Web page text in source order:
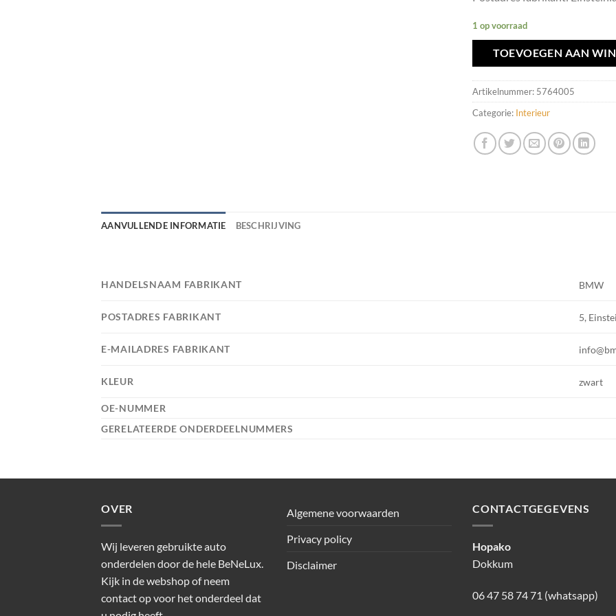
1 op voorraad
TOEVOEGEN AAN
Artikelnummer: 5764005
Categorie: Interieur
AANVULLENDE INFORMATIE BESCHRIJVING
HANDELSNAAM FABRIKANT BMW
POSTADRES FABRIKANT 5,
E-MAILADRES FABRIKANT
KLEUR zwart
OE-NUMMER
GERELATEERDE ONDERDEELNUMMERS
OVER
Wij leveren gebruikte auto
onderdelen door de hele BeNeLux.
Kijk in de webshop of neem
contact op voor het onderdeel dat
Algemene voorwaarden
Privacy policy
Disclaimer
CONTACTGEGEVENS
Hopako
Dokkum
06 47 58 74 71 (whatsapp)